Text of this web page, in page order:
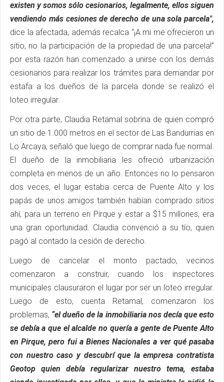
existen y somos sólo cesionarios, legalmente, ellos siguen
vendiendo más cesiones de derecho de una sola parcela",
dice la afectada, además recalca “¡A mi me ofrecieron un
sitio, no la participación de la propiedad de una parcela!”
por esta razón han comenzado a unirse con los demás
cesionarios para realizar los trámites para demandar por
estafa a los dueños de la parcela donde se realizó el
loteo irregular.
Por otra parte, Claudia Retamal sobrina de quien compró
un sitio de 1.000 metros en el sector de Las Bandurrias en
Lo Arcaya, señaló que luego de comprar nada fue normal.
El dueño de la inmobiliaria les ofreció urbanización
completa en menos de un año. Entonces no lo pensaron
dos veces, el lugar estaba cerca de Puente Alto y los
papás de unos amigos también habían comprado sitios
ahí, para un terreno en Pirque y estar a $15 millones, era
una gran oportunidad. Claudia convenció a su tío, quien
pagó al contado la cesión de derecho.
Luego de cancelar el monto pactado, vecinos
comenzaron a construir, cuando los inspectores
municipales clausuraron el lugar por ser un loteo irregular.
Luego de esto, cuenta Retamal, comenzaron los
problemas, “el dueño de la inmobiliaria nos decía que esto
se debía a que el alcalde no quería a gente de Puente Alto
en Pirque, pero fui a Bienes Nacionales a ver qué pasaba
con nuestro caso y descubrí que la empresa contratista
Geotop quien debía regularizar nuestro tema, estaba